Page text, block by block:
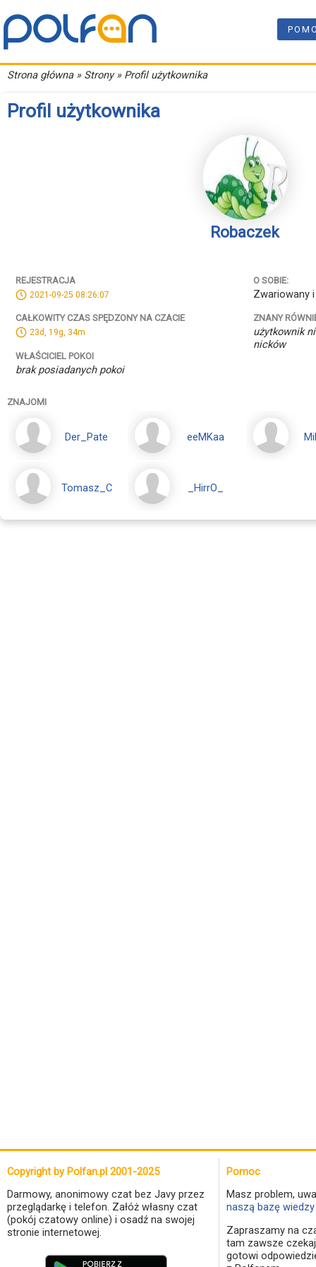
Strona główna» Strony » Profil użytkownika
Profil użytkownika
Robaczek
REJESTRACJA
2021-09-25 08:26:07
CAŁKOWITY CZAS SPĘDZONY NA CZACIE
23d, 19g, 34m
WŁAŚCICIEL POKOI
brak posiadanych pokoi
O SOBIE:
Zwariowany
ZNANY
użytkownik
nicków
ZNAJOMI
Der_Pate eeMKaa
Tomasz_C _HirrO_
Copyright by Polfan.pl 2001-2025
Darmowy, anonimowy czat bez Javy przez
przeglądarkę i telefon. Załóż własny czat
(pokój czatowy online) i osadź na swojej
stronie internetowej.
Pomoc
Masz problem,
naszą bazę
Zapraszamy na
tam zawsze
gotowi